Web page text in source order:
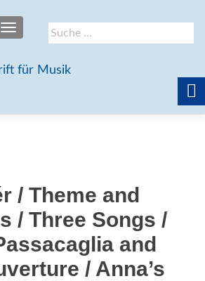
Suche
nach:
SCHALTE NAVIGATION
/ Theme and
/ Three Songs /
and
/ Anna’s